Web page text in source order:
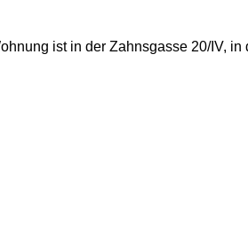
ist in der Zahnsgasse 20/IV, in